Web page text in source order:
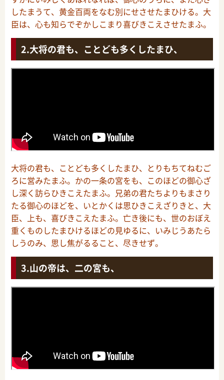
したまうて、黄金百両をなむ別にせさせたまひける。大
臣は、心も知らでぞかしこまり喜びきこえさせたまふ。
大将の君も、ことども多くしたまひ、
大将の君も、ことども多くしたまひ、とりもちてねむご
ろに営みたまふ。かの一条の宮をも、このほどの御心ざ
し深く訪らひきこえたまふ。兄弟の君たちよりもまさり
たる御心のほどを、いとかくは思ひきこえざりきと、大
臣、上も、喜びきこえたまふ。亡き後にも、世のおぼえ
重くものしたまひけるほどの見ゆるに、いみじうあたら
しうのみ、思し焦がるること、尽きせず。
山の帝は、二の宮も、